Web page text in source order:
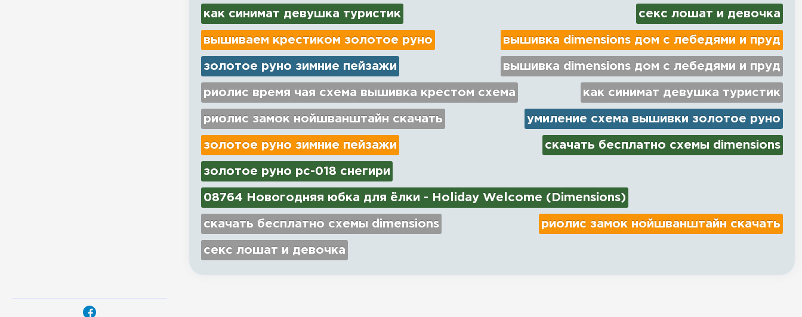
как синимат девушка туристик секс лошат и девочка
вышиваем крестиком золотое руно вышивка dimensions дом с лебедями и пруд
золотое руно зимние пейзажи вышивка dimensions дом с лебедями и пруд
риолис время чая схема вышивка крестом схема как синимат девушка туристик
риолис замок нойшванштайн скачать умиление схема вышивки золотое руно
золотое руно зимние пейзажи скачать бесплатно схемы dimensions
золотое руно рс-018 снегири
08764 Новогодняя юбка для ёлки - Holiday Welcome (Dimensions)
скачать бесплатно схемы dimensions риолис замок нойшванштайн скачать
секс лошат и девочка